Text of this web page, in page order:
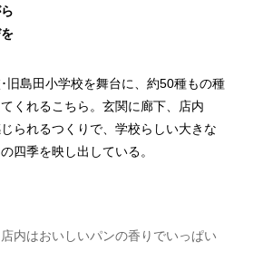
旧島田小学校を舞台に、約50種もの種
くれるこちら。玄関に廊下、店内
られるつくりで、学校らしい大きな
四季を映し出している。
内はおいしいパンの香りでいっぱい